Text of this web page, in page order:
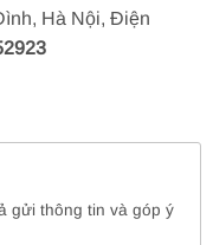
Hà Nội, Điện
gửi thông tin và góp ý